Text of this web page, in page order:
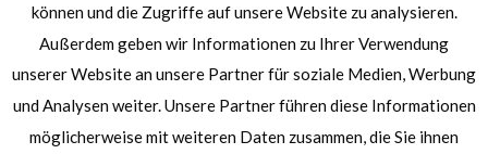
können und die Zugriffe auf unsere Website zu analysieren.
Außerdem geben wir Informationen zu Ihrer Verwendung
unserer Website an unsere Partner für soziale Medien, Werbung
und Analysen weiter. Unsere Partner führen diese Informationen
möglicherweise mit weiteren Daten zusammen, die Sie ihnen